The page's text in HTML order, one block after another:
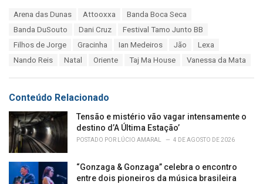
:
Arena das Dunas Attooxxa
Banda Boca Seca
Banda DuSouto
Dani Cruz
Festival Tamo Junto BB
Filhos de Jorge
Gracinha Ian Medeiros Jão
Lexa
Nando Reis
Natal Oriente Taj Ma House Vanessa da Mata
Conteúdo Relacionado
Tensão e mistério vão vagar intensamente o
destino d’A Última Estação’
POSTADO POR LÚCIO AMARAL 4 DE AGOSTO DE 2026
“Gonzaga & Gonzaga” celebra o encontro
entre dois pioneiros da música brasileira